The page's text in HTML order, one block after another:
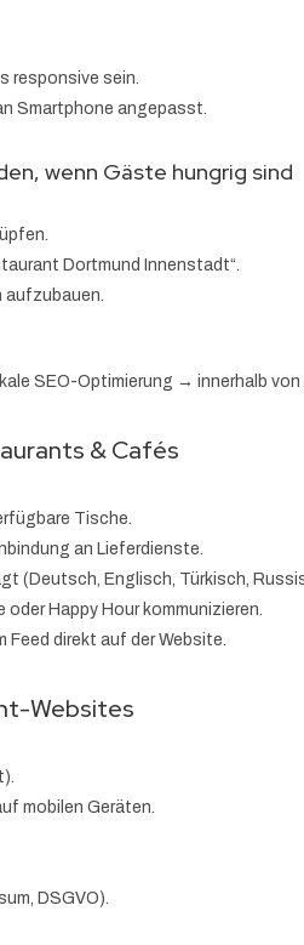
responsive sein.
Smartphone angepasst.
wenn Gäste hungrig sind
Dortmund Innenstadt“.
aufzubauen.
SEO-Optimierung → innerhalb von
& Cafés
Tische.
an Lieferdienste.
(Deutsch, Englisch, Türkisch,
oder Happy Hour kommunizieren.
Feed direkt auf der Website.
Websites
mobilen Geräten.
DSGVO).